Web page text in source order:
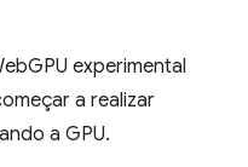
experimental
a realizar
a GPU.